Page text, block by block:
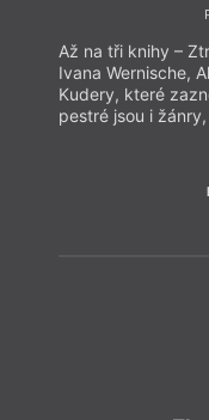
Až na tři knihy –
Ivana Wernische,
Kudery, které
pestré jsou i